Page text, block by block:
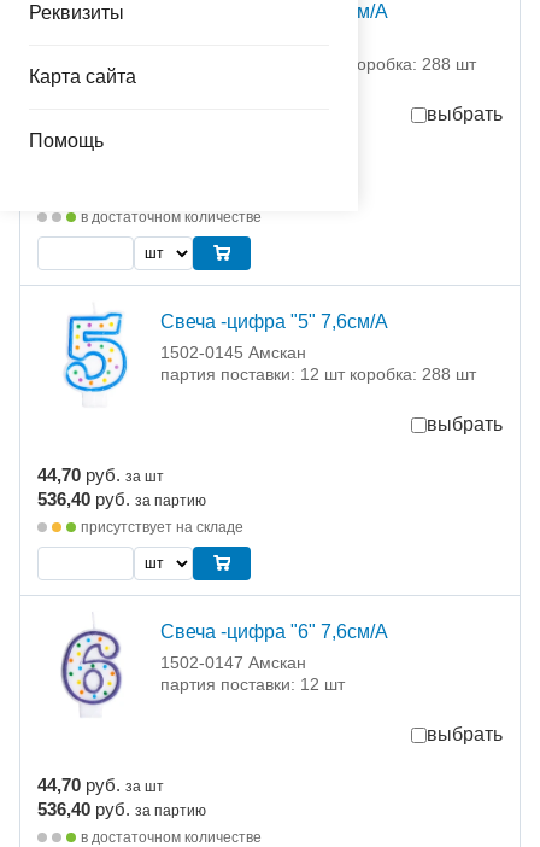
Реквизиты
Карта сайта
Помощь
Свеча -цифра "4" 7,6см/A
партия поставки: 12 шт коробка: 288 шт
выбрать
в достаточном количестве
Свеча -цифра "5" 7,6см/A
1502-0145 Амскан
партия поставки: 12 шт коробка: 288 шт
выбрать
44,70 руб. за шт
536,40 руб. за партию
присутствует на складе
Свеча -цифра "6" 7,6см/A
1502-0147 Амскан
партия поставки: 12 шт
выбрать
44,70 руб. за шт
536,40 руб. за партию
в достаточном количестве